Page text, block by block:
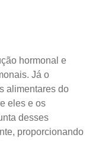
hormonal e
Já o
alimentares do
eles e os
desses
proporcionando